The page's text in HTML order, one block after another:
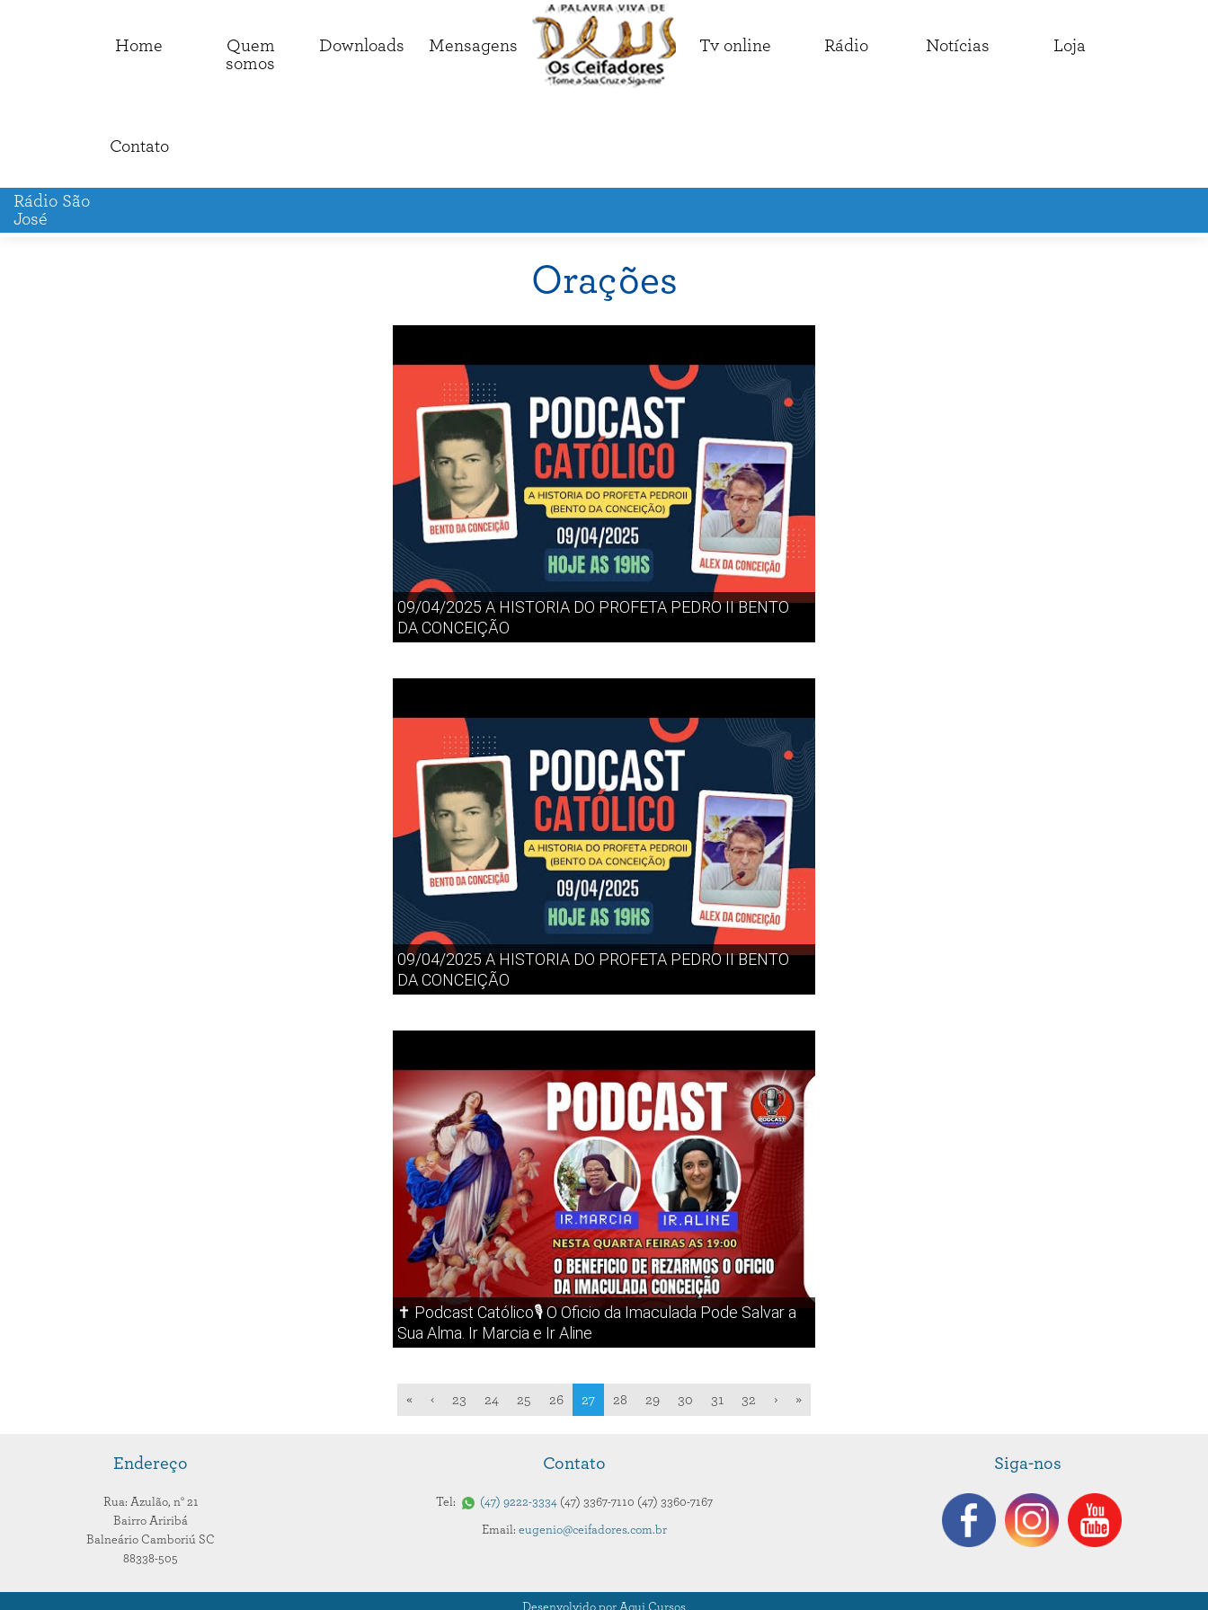
Home
Quem
somos
Downloads Mensagens Tv online Rádio Notícias Loja
Contato
Rádio São
José
Orações
09/04/2025 A HISTORIA DO PROFETA PEDRO II BENTO
DA CONCEIÇÃO
09/04/2025 A HISTORIA DO PROFETA PEDRO II BENTO
DA CONCEIÇÃO
✝️ Podcast Católico🎙️ O Oficio da Imaculada Pode Salvar a
Sua Alma. Ir Marcia e Ir Aline
« ‹ 23 24 25 26 27 28 29 30 31 32 › »
Endereço
Rua: Azulão, n° 21
Bairro Ariribá
Balneário Camboriú SC
88338-505
Contato
Tel: 47 9222-3334 47 3367-7110 47 3360-7167
Email: eugenio@ceifadores.com.br
Siga-nos
Desenvolvido por Aqui Cursos